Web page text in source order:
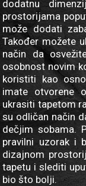
dodatnu
prostorijama
može dodati
Također možete
način da
osobnost novim
koristiti kao
imate otvorene
ukrasiti tapetom
su odličan način
dečjim sobama.
pravilni uzorak i
dizajnom
tapetu i slediti
bio što bolji.